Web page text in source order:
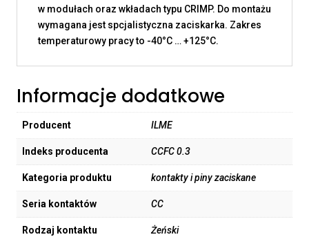
w modułach oraz wkładach typu CRIMP. Do montażu
wymagana jest spcjalistyczna zaciskarka. Zakres
temperaturowy pracy to -40°C … +125°C.
Informacje dodatkowe
Producent ILME
Indeks producenta CCFC 0.3
Kategoria produktu kontakty i piny zaciskane
Seria kontaktów CC
Rodzaj kontaktu Żeński